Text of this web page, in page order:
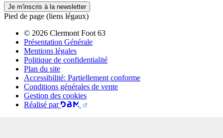
Je m'inscris à la newsletter
Pied de page (liens légaux)
© 2026 Clermont Foot 63
Présentation Générale
Mentions légales
Politique de confidentialité
Plan du site
Accessibilité: Partiellement conforme
Conditions générales de vente
Gestion des cookies
Réalisé par